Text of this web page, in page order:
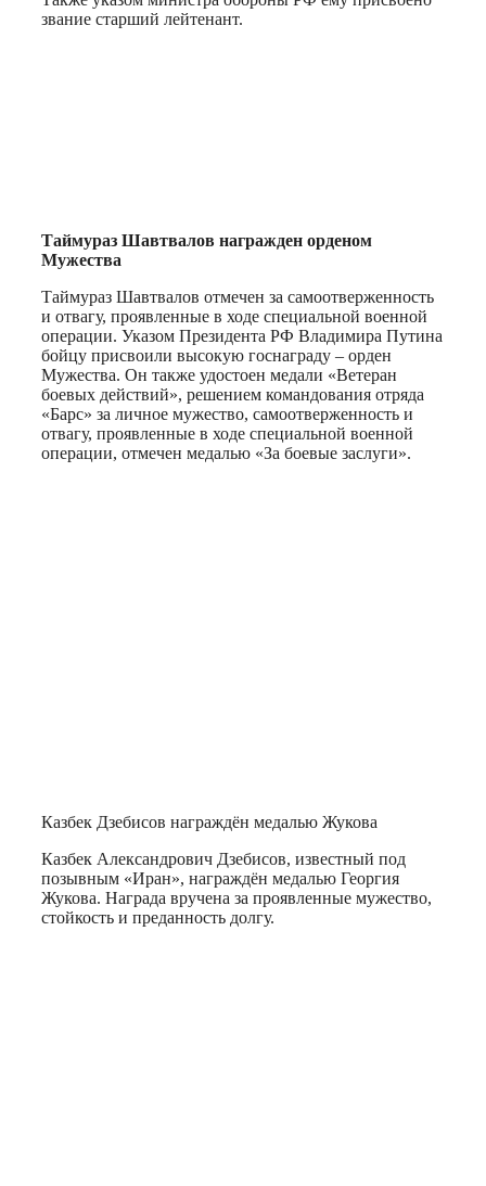
звание старший лейтенант.
Таймураз Шавтвалов награжден орденом
Мужества
Таймураз Шавтвалов отмечен за самоотверженность
и отвагу, проявленные в ходе специальной военной
операции. Указом Президента РФ Владимира Путина
бойцу присвоили высокую госнаграду – орден
Мужества. Он также удостоен медали «Ветеран
боевых действий», решением командования отряда
«Барс» за личное мужество, самоотверженность и
отвагу, проявленные в ходе специальной военной
операции, отмечен медалью «За боевые заслуги».
Казбек Дзебисов награждён медалью Жукова
Казбек Александрович Дзебисов, известный под
позывным «Иран», награждён медалью Георгия
Жукова. Награда вручена за проявленные мужество,
стойкость и преданность долгу.